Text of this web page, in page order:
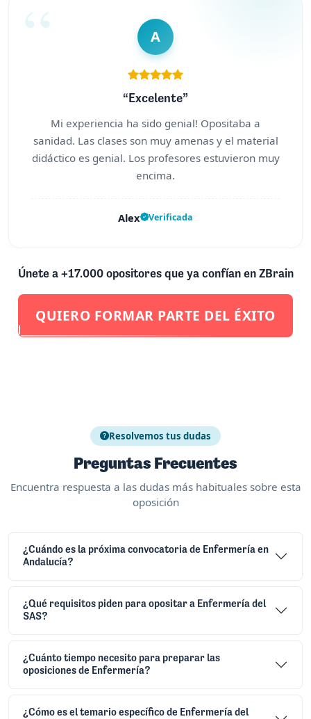
A
“Excelente”
Mi experiencia ha sido genial! Opositaba a
sanidad. Las clases son muy amenas y el material
didáctico es genial. Los profesores estuvieron muy
encima.
Alex Verificada
Únete a +17.000 opositores que ya confían en ZBrain
QUIERO FORMAR PARTE DEL ÉXITO
Resolvemos tus dudas
Preguntas Frecuentes
Encuentra respuesta a las dudas más habituales sobre esta
oposición
¿Cuándo es la próxima convocatoria de Enfermería en
Andalucía?
¿Qué requisitos piden para opositar a Enfermería del
SAS?
¿Cuánto tiempo necesito para preparar las
oposiciones de Enfermería?
¿Cómo es el temario específico de Enfermería del